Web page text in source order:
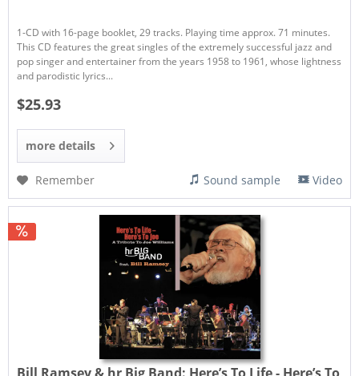
1-CD with 16-page booklet, 29 tracks. Playing time approx. 71 minutes.
This CD features the great singles of the extremely successful jazz and
pop singer and entertainer from the years 1958 to 1961, whose lightness
and parodistic lyrics...
$25.93
more details
Remember Sound sample Video